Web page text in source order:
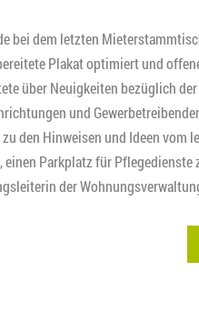
bei dem letzten
Plakat optimiert und
über Neuigkeiten bezüglich
und
den Hinweisen und Ideen
einen Parkplatz für
der